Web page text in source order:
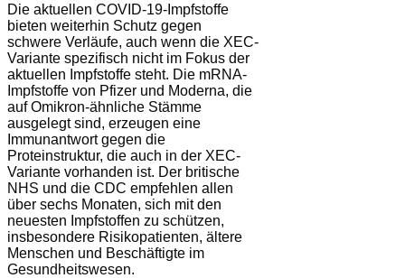
Die aktuellen COVID-19-Impfstoffe
bieten weiterhin Schutz gegen
schwere Verläufe, auch wenn die XEC-
Variante spezifisch nicht im Fokus der
aktuellen Impfstoffe steht. Die mRNA-
Impfstoffe von Pfizer und Moderna, die
auf Omikron-ähnliche Stämme
ausgelegt sind, erzeugen eine
Immunantwort gegen die
Proteinstruktur, die auch in der XEC-
Variante vorhanden ist. Der britische
NHS und die CDC empfehlen allen
über sechs Monaten, sich mit den
neuesten Impfstoffen zu schützen,
insbesondere Risikopatienten, ältere
Menschen und Beschäftigte im
Gesundheitswesen​.